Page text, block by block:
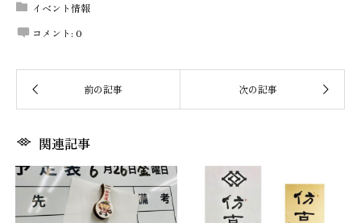
イベント情報
コメント: 0
関連記事